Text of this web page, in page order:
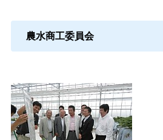
農水商工委員会